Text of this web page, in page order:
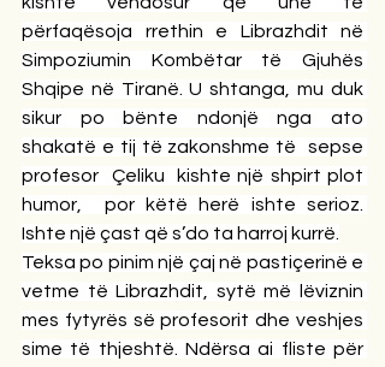
përfaqësoja rrethin e Librazhdit në
Simpoziumin Kombëtar të Gjuhës
Shqipe në Tiranë. U shtanga, mu duk
sikur po bënte ndonjë nga ato
shakatë e tij të zakonshme të  sepse
profesor  Çeliku  kishte një shpirt plot
humor,  por këtë herë ishte serioz.
Ishte një çast që s’do ta harroj kurrë.
Teksa po pinim një çaj në pastiçerinë e
vetme të Librazhdit, sytë më lëviznin
mes fytyrës së profesorit dhe veshjes
sime të thjeshtë. Ndërsa ai fliste për